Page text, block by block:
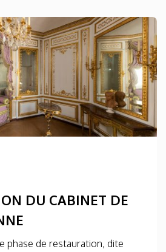
DU CABINET DE
phase de restauration, dite